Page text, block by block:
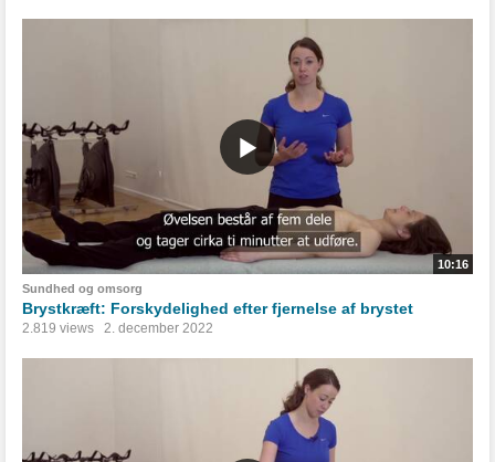
10:16
Sundhed og omsorg
Brystkræft: Forskydelighed efter fjernelse af brystet
2.819 views 2. december 2022